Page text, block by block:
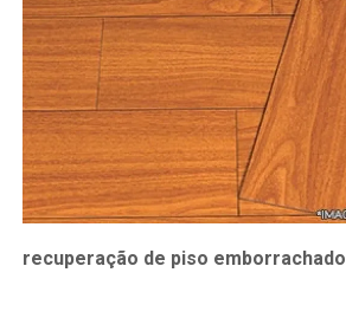
recuperação de piso emborrachado